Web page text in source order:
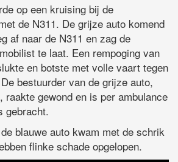
op een kruising bij de
de N311. De grijze auto komend
af naar de N311 en zag de
te laat. Een rempoging van
en botste met volle vaart tegen
bestuurder van de grijze auto,
raakte gewond en is per ambulance
gebracht.
blauwe auto kwam met de schrik
flinke schade opgelopen.